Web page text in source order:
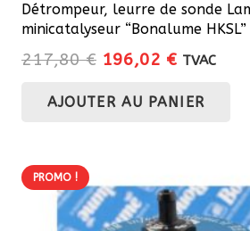
Détrompeur, leurre de sonde
minicatalyseur “Bonalume
217,80€ Le
initial
196,02 €Le
actuel
TVAC
AJOUTER AU PANIER
PROMO !